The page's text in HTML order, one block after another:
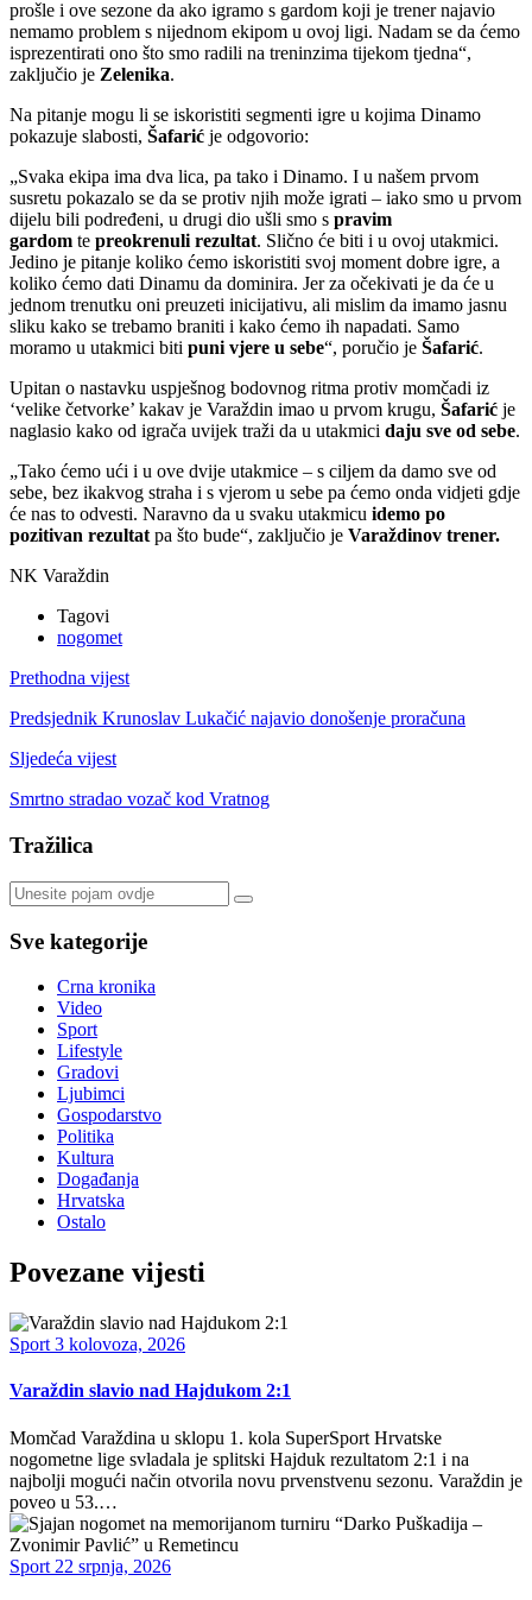
prošle i ove sezone da ako igramo s gardom koji je trener najavio
nemamo problem s nijednom ekipom u ovoj ligi. Nadam se da ćemo
isprezentirati ono što smo radili na treninzima tijekom tjedna“,
zaključio je Zelenika.
Na pitanje mogu li se iskoristiti segmenti igre u kojima Dinamo
pokazuje slabosti, Šafarić je odgovorio:
„Svaka ekipa ima dva lica, pa tako i Dinamo. I u našem prvom
susretu pokazalo se da se protiv njih može igrati – iako smo u prvom
dijelu bili podređeni, u drugi dio ušli smo s pravim
gardom te preokrenuli rezultat. Slično će biti i u ovoj utakmici.
Jedino je pitanje koliko ćemo iskoristiti svoj moment dobre igre, a
koliko ćemo dati Dinamu da dominira. Jer za očekivati je da će u
jednom trenutku oni preuzeti inicijativu, ali mislim da imamo jasnu
sliku kako se trebamo braniti i kako ćemo ih napadati. Samo
moramo u utakmici biti puni vjere u sebe“, poručio je Šafarić.
Upitan o nastavku uspješnog bodovnog ritma protiv momčadi iz
‘velike četvorke’ kakav je Varaždin imao u prvom krugu, Šafarić je
naglasio kako od igrača uvijek traži da u utakmici daju sve od sebe.
„Tako ćemo ući i u ove dvije utakmice – s ciljem da damo sve od
sebe, bez ikakvog straha i s vjerom u sebe pa ćemo onda vidjeti gdje
će nas to odvesti. Naravno da u svaku utakmicu idemo po
pozitivan rezultatpa što bude“, zaključio je Varaždinov trener.
NK Varaždin
Tagovi
nogomet
Prethodna vijest
Predsjednik Krunoslav Lukačić najavio donošenje proračuna
Sljedeća vijest
Smrtno stradao vozač kod Vratnog
Tražilica
Sve kategorije
Crna kronika
Video
Sport
Lifestyle
Gradovi
Ljubimci
Gospodarstvo
Politika
Kultura
Događanja
Hrvatska
Ostalo
Povezane vijesti
Sport 3 kolovoza, 2026
Varaždin slavio nad Hajdukom 2:1
Momčad Varaždina u sklopu 1. kola SuperSport Hrvatske
nogometne lige svladala je splitski Hajduk rezultatom 2:1 i na
najbolji mogući način otvorila novu prvenstvenu sezonu. Varaždin je
poveo u 53.…
Sport 22 srpnja, 2026